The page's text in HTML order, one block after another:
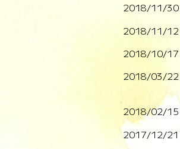
2018/11/30
2018/11/12
2018/10/17
2018/03/22
2018/02/15
2017/12/21